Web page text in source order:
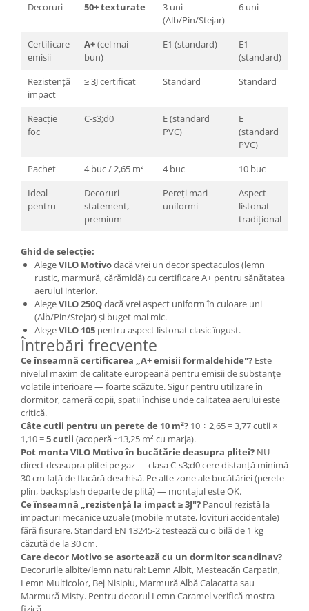
Decoruri
50+ texturate
3 uni
(Alb/Pin/Stejar)
6 uni
Certificare
emisii
A+(cel mai
bun)
E1 (standard)
E1
(standard)
Rezistență
impact
≥ 3J certificat Standard Standard
Reacție
foc
C-s3;d0
E (standard
PVC)
E
(standard
PVC)
Pachet
4 buc / 2,65 m² 4 buc
10 buc
Ideal
pentru
Decoruri
statement,
premium
Pereți mari
uniformi
Aspect
listonat
tradițional
Ghid de selecție:
AlegeVILO Motivodacă vrei un decor spectaculos (lemn
rustic, marmură, cărămidă) cu certificare A+ pentru sănătatea
aerului interior.
AlegeVILO 250Qdacă vrei aspect uniform în culoare uni
(Alb/Pin/Stejar) și buget mai mic.
AlegeVILO 105 pentru aspect listonat clasic îngust.
Întrebări frecvente
Ce înseamnă certificarea „A+ emisii formaldehide"? Este
nivelul maxim de calitate europeană pentru emisii de substanțe
volatile interioare — foarte scăzute. Sigur pentru utilizare în
dormitor, cameră copii, spații închise unde calitatea aerului este
critică.
Câte cutii pentru un perete de 10 m²? 10 ÷ 2,65 = 3,77 cutii ×
1,10 =5 cutii (acoperă ~13,25 m² cu marja).
Pot monta VILO Motivo în bucătărie deasupra plitei? NU
direct deasupra plitei pe gaz — clasa C-s3;d0 cere distanță minimă
30 cm față de flacără deschisă. Pe alte zone ale bucătăriei (perete
plin, backsplash departe de plită) — montajul este OK.
Ce înseamnă „rezistență la impact ≥ 3J"? Panoul rezistă la
impacturi mecanice uzuale (mobile mutate, lovituri accidentale)
fără fisurare. Standard EN 13245-2 testează cu o bilă de 1 kg
căzută de la 30 cm.
Care decor Motivo se asortează cu un dormitor scandinav?
Decorurile albite/lemn natural: Lemn Albit, Mesteacăn Carpatin,
Lemn Multicolor, Bej Nisipiu, Marmură Albă Calacatta sau
Marmură Misty. Pentru decorul Lemn Caramel verifică mostra